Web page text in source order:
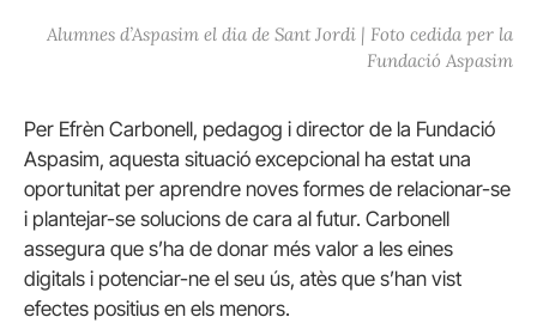
Alumnes d’Aspasim el dia de Sant Jordi | Foto cedida per la
Fundació Aspasim
Per Efrèn Carbonell, pedagog i director de la Fundació
Aspasim, aquesta situació excepcional ha estat una
oportunitat per aprendre noves formes de relacionar-se
i plantejar-se solucions de cara al futur. Carbonell
assegura que s’ha de donar més valor a les eines
digitals i potenciar-ne el seu ús, atès que s’han vist
efectes positius en els menors.